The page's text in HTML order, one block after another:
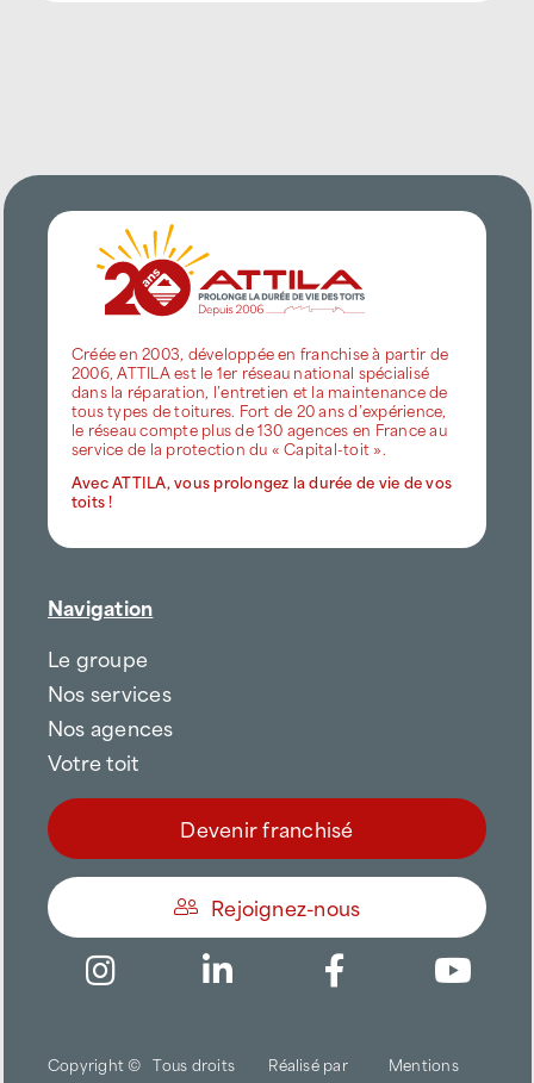
Créée en 2003, développée en franchise à partir de
2006, ATTILA est le 1er réseau national spécialisé
dans la réparation, l’entretien et la maintenance de
tous types de toitures. Fort de 20 ans d’expérience,
le réseau compte plus de 130 agences en France au
service de la protection du « Capital-toit ».
Avec ATTILA, vous prolongez la durée de vie de vos
toits !
Navigation
Le groupe
Nos services
Nos agences
Votre toit
Devenir franchisé
Rejoignez-nous
Copyright © Tous droits
Réalisé par
Mentions
Trouver une agence